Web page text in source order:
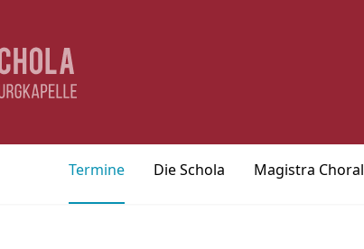
Termine Die Schola Magistra